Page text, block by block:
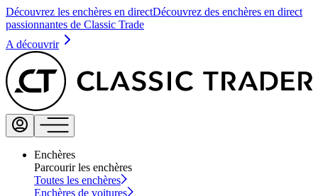
Découvrez les enchères en directDécouvrez des enchères en direct
passionnantes de Classic Trade
A découvrir
Enchères
Parcourir les enchères
Toutes les enchères
Enchères de voitures